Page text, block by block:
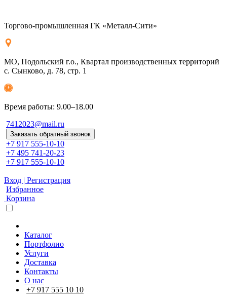
Торгово-промышленная ГК «Металл-Сити»
МО, Подольский г.о., Квартал производственных территорий
с. Сынково, д. 78, стр. 1
Время работы: 9.00–18.00
7412023@mail.ru
Заказать обратный звонок
+7 917 555-10-10
+7 495 741-20-23
+7 917 555-10-10
Вход | Регистрация
Избранное
Корзина
Каталог
Портфолио
Услуги
Доставка
Контакты
О нас
+7 917 555 10 10